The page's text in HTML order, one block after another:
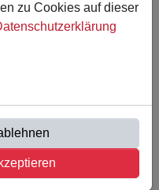
unserem diesjährigen
12-16 Uhr
zu Cookies auf dieser